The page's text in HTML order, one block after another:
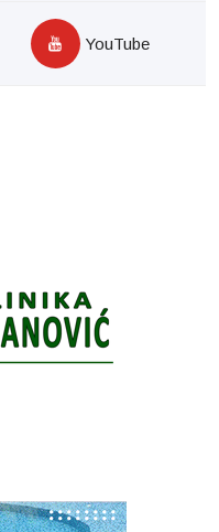
YouTube